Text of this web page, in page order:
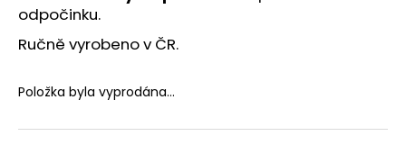
odpočinku.
Ručně vyrobeno v ČR.
Položka byla vyprodána…